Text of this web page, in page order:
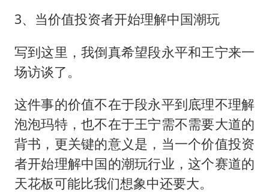
3、当价值投资者开始理解中国潮玩
写到这里，我倒真希望段永平和王宁来一
场访谈了。
这件事的价值不在于段永平到底理不理解
泡泡玛特，也不在于王宁需不需要大道的
背书，更关键的意义是，当一个价值投资
者开始理解中国的潮玩行业，这个赛道的
天花板可能比我们想象中还要大。